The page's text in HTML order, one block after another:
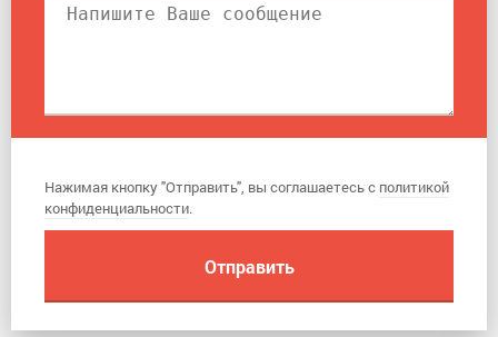
Нажимая кнопку "Отправить", вы соглашаетесь с политикой
конфиденциальности.